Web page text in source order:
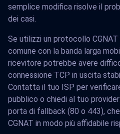
semplice modifica risolve il
dei casi.
Se utilizzi un protocollo CGNAT
comune con la banda larga
ricevitore potrebbe avere
connessione TCP in uscita
Contatta il tuo ISP per
pubblico o chiedi al tuo
porta di fallback (80 o 443),
CGNAT in modo più affidabile